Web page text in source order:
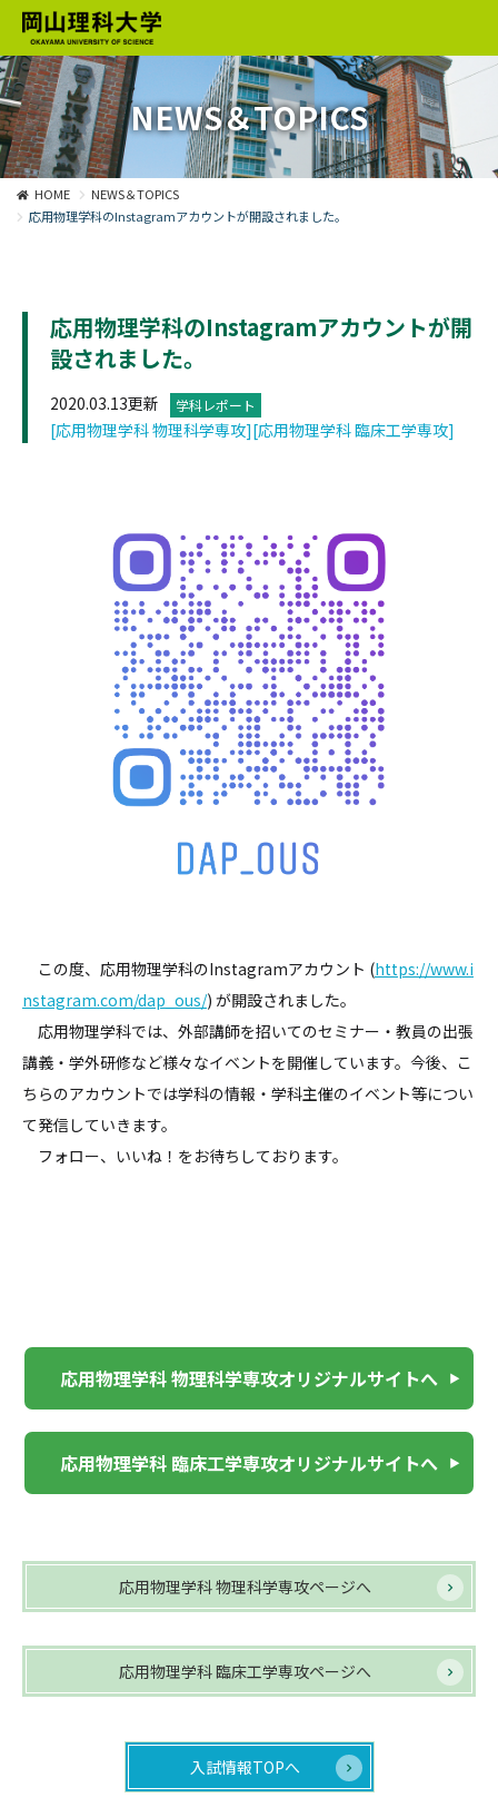
NEWS＆TOPICS
HOME
NEWS＆TOPICS
応用物理学科のInstagramアカウントが開設されました。
応用物理学科のInstagramアカウントが開
設されました。
2020.03.13更新 学科レポート
[応用物理学科 物理科学専攻][応用物理学科 臨床工学専攻]
この度、応用物理学科のInstagramアカウント (https://www.i
nstagram.com/dap_ous/) が開設されました。
応用物理学科では、外部講師を招いてのセミナー・教員の出張
講義・学外研修など様々なイベントを開催しています。今後、こ
ちらのアカウントでは学科の情報・学科主催のイベント等につい
て発信していきます。
フォロー、いいね！をお待ちしております。
応用物理学科 物理科学専攻オリジナルサイトへ
応用物理学科 臨床工学専攻オリジナルサイトへ
応用物理学科 物理科学専攻ページへ
応用物理学科 臨床工学専攻ページへ
入試情報TOPへ